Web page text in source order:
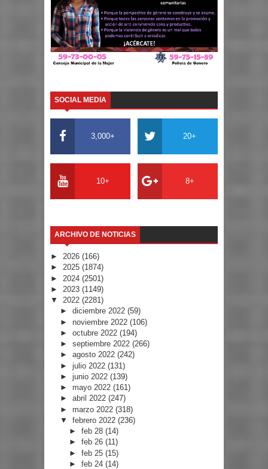
SOCIAL MEDIA
3,000+ 20+
10+ 8+
ARCHIVO DE NOTICIAS
► 2026 (166)
► 2025 (1874)
► 2024 (2501)
► 2023 (1149)
▼ 2022 (2281)
► diciembre 2022 (59)
► noviembre 2022 (106)
► octubre 2022 (194)
► septiembre 2022 (266)
► agosto 2022 (242)
► julio 2022 (131)
► junio 2022 (139)
► mayo 2022 (161)
► abril 2022 (247)
► marzo 2022 (318)
▼ febrero 2022 (236)
►feb 28(14)
►feb 26(11)
►feb 25(15)
►feb 24(14)